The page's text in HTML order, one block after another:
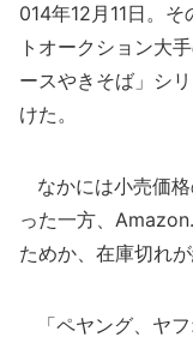
014年12月11日。
トオークション大
ースやきそば」シ
けた。
なかには小売価
った一方、
ためか、在庫切れが
「ペヤング、ヤ